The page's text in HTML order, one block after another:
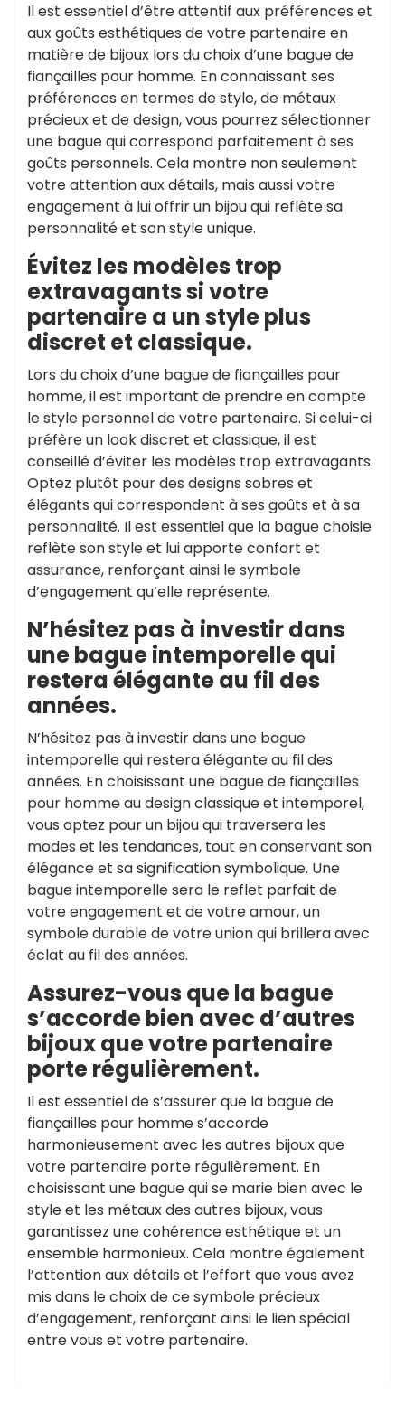
Il est essentiel d’être attentif aux préférences et
aux goûts esthétiques de votre partenaire en
matière de bijoux lors du choix d’une bague de
fiançailles pour homme. En connaissant ses
préférences en termes de style, de métaux
précieux et de design, vous pourrez sélectionner
une bague qui correspond parfaitement à ses
goûts personnels. Cela montre non seulement
votre attention aux détails, mais aussi votre
engagement à lui offrir un bijou qui reflète sa
personnalité et son style unique.
Évitez les modèles trop
extravagants si votre
partenaire a un style plus
discret et classique.
Lors du choix d’une bague de fiançailles pour
homme, il est important de prendre en compte
le style personnel de votre partenaire. Si celui-ci
préfère un look discret et classique, il est
conseillé d’éviter les modèles trop extravagants.
Optez plutôt pour des designs sobres et
élégants qui correspondent à ses goûts et à sa
personnalité. Il est essentiel que la bague choisie
reflète son style et lui apporte confort et
assurance, renforçant ainsi le symbole
d’engagement qu’elle représente.
N’hésitez pas à investir dans
une bague intemporelle qui
restera élégante au fil des
années.
N’hésitez pas à investir dans une bague
intemporelle qui restera élégante au fil des
années. En choisissant une bague de fiançailles
pour homme au design classique et intemporel,
vous optez pour un bijou qui traversera les
modes et les tendances, tout en conservant son
élégance et sa signification symbolique. Une
bague intemporelle sera le reflet parfait de
votre engagement et de votre amour, un
symbole durable de votre union qui brillera avec
éclat au fil des années.
Assurez-vous que la bague
s’accorde bien avec d’autres
bijoux que votre partenaire
porte régulièrement.
Il est essentiel de s’assurer que la bague de
fiançailles pour homme s’accorde
harmonieusement avec les autres bijoux que
votre partenaire porte régulièrement. En
choisissant une bague qui se marie bien avec le
style et les métaux des autres bijoux, vous
garantissez une cohérence esthétique et un
ensemble harmonieux. Cela montre également
l’attention aux détails et l’effort que vous avez
mis dans le choix de ce symbole précieux
d’engagement, renforçant ainsi le lien spécial
entre vous et votre partenaire.